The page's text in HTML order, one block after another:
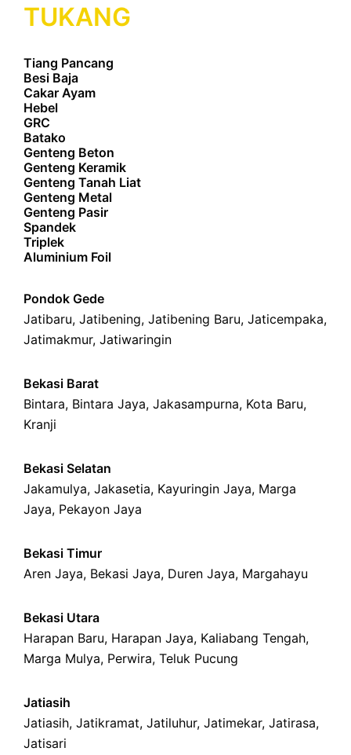
TUKANG
Tiang Pancang
Besi Baja
Cakar Ayam
Hebel
GRC
Batako
Genteng Beton
Genteng Keramik
Genteng Tanah Liat
Genteng Metal
Genteng Pasir
Spandek
Triplek
Aluminium Foil
Pondok Gede
Jatibaru, Jatibening, Jatibening Baru, Jaticempaka,
Jatimakmur, Jatiwaringin
Bekasi Barat
Bintara, Bintara Jaya, Jakasampurna, Kota Baru,
Kranji
Bekasi Selatan
Jakamulya, Jakasetia, Kayuringin Jaya, Marga
Jaya, Pekayon Jaya
Bekasi Timur
Aren Jaya, Bekasi Jaya, Duren Jaya, Margahayu
Bekasi Utara
Harapan Baru, Harapan Jaya, Kaliabang Tengah,
Marga Mulya, Perwira, Teluk Pucung
Jatiasih
Jatiasih, Jatikramat, Jatiluhur, Jatimekar, Jatirasa,
Jatisari